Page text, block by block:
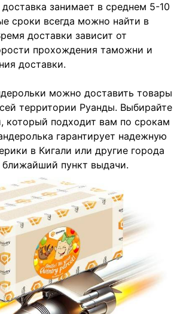
занимает в среднем 5-10
сроки всегда можно найти в
доставки зависит от
прохождения таможни и
доставки.
можно доставить товары
территории Руанды. Выбирайте
который подходит вам по срокам
гарантирует надежную
в Кигали или другие города
пункт выдачи.